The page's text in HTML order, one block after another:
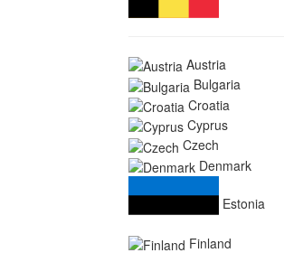
Austria
Bulgaria
Croatia
Cyprus
Czech
Denmark
Estonia
Finland